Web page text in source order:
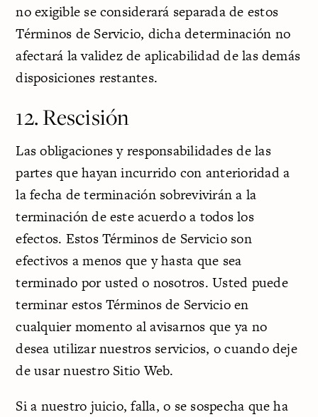
no exigible se considerará separada de estos
Términos de Servicio, dicha determinación no
afectará la validez de aplicabilidad de las demás
disposiciones restantes.
12. Rescisión
Las obligaciones y responsabilidades de las
partes que hayan incurrido con anterioridad a
la fecha de terminación sobrevivirán a la
terminación de este acuerdo a todos los
efectos. Estos Términos de Servicio son
efectivos a menos que y hasta que sea
terminado por usted o nosotros. Usted puede
terminar estos Términos de Servicio en
cualquier momento al avisarnos que ya no
desea utilizar nuestros servicios, o cuando deje
de usar nuestro Sitio Web.
Si a nuestro juicio, falla, o se sospecha que ha